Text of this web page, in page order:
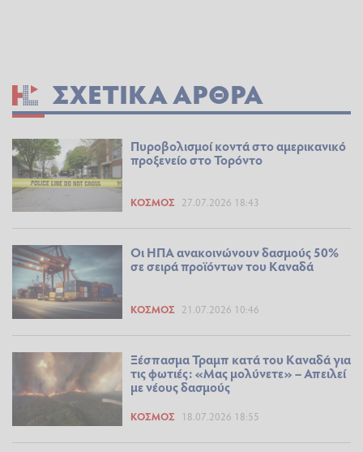
ΣΧΕΤΙΚΆ ΆΡΘΡΑ
Πυροβολισμοί κοντά στο αμερικανικό
προξενείο στο Τορόντο
ΚΌΣΜΟΣ 27.07.2026 18:43
Οι ΗΠΑ ανακοινώνουν δασμούς 50%
σε σειρά προϊόντων του Καναδά
ΚΌΣΜΟΣ 21.07.2026 10:46
Ξέσπασμα Τραμπ κατά του Καναδά για
τις φωτιές: «Μας μολύνετε» – Απειλεί
με νέους δασμούς
ΚΌΣΜΟΣ 18.07.2026 18:55